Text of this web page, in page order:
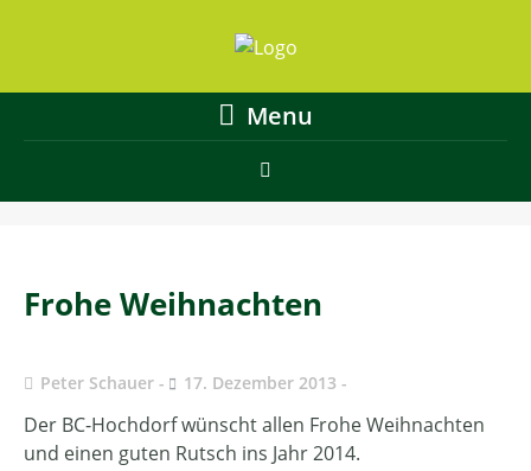
Menu
Frohe Weihnachten
Peter Schauer 17. Dezember 2013
Der BC-Hochdorf wünscht allen Frohe Weihnachten
und einen guten Rutsch ins Jahr 2014.